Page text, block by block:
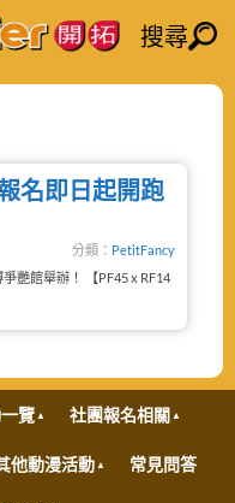
搜尋
名即日起開跑
分類： PetitFancy
艷館舉辦！ 【PF45 x RF14
覽 社團報名相關
他動漫活動 常見問答